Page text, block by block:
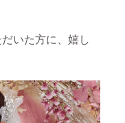
いた⽅に、嬉し